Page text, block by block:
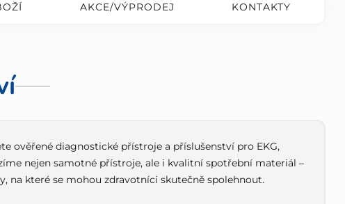
AKCE/VÝPRODEJ KONTAKTY
ověřené diagnostické přístroje a příslušenství pro EKG,
nejen samotné přístroje, ale i kvalitní spotřební materiál –
na které se mohou zdravotníci skutečně spolehnout.